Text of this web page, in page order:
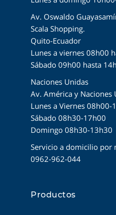
Av. Oswaldo
Scala Shopping.
Quito-Ecuador
Lunes a viernes 08h00
Sábado 09h00 hasta
Naciones Unidas
Av. América y Naciones
Lunes a Viernes 08h00-
Sábado 08h30-17h00
Domingo 08h30-13h30
Servicio a domicilio por
0962-962-044
Productos